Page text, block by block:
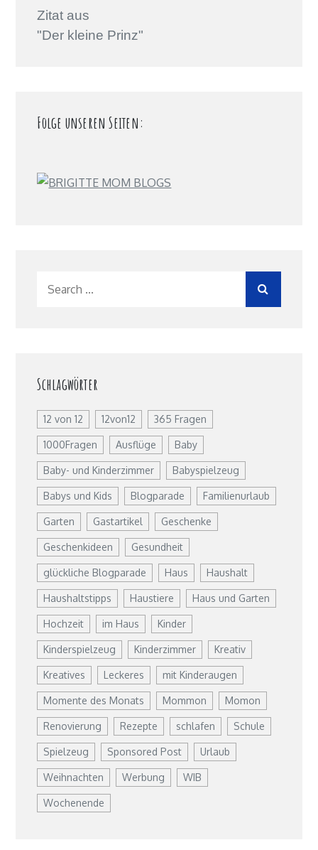
Zitat aus
"Der kleine Prinz"
Folge unseren Seiten:
Schlagwörter
12 von 12 12von12 365 Fragen
1000Fragen Ausflüge Baby
Baby- und Kinderzimmer Babyspielzeug
Babys und Kids Blogparade Familienurlaub
Garten Gastartikel Geschenke
Geschenkideen Gesundheit
glückliche Blogparade Haus Haushalt
Haushaltstipps Haustiere Haus und Garten
Hochzeit im Haus Kinder
Kinderspielzeug Kinderzimmer Kreativ
Kreatives Leckeres mit Kinderaugen
Momente des Monats Mommon Momon
Renovierung Rezepte schlafen Schule
Spielzeug Sponsored Post Urlaub
Weihnachten Werbung WIB
Wochenende